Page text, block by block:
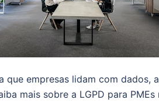
que empresas lidam com dados,
mais sobre a LGPD para PMEs